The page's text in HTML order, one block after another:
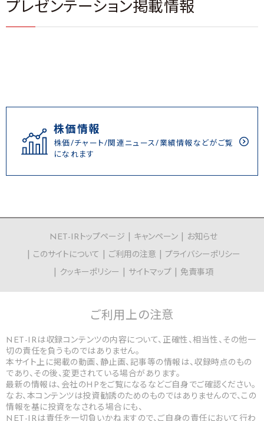
プレゼンテーション掲載情報
株価情報
株価/チャート/関連ニュース/業績情報などがご覧
になれます
NET-IRトップページ キャンペーン
お知らせ
このサイトについて
ご利用の注意
プライバシーポリシー
クッキーポリシー
サイトマップ 免責事項
ご利用上の注意
NET-IRは収録コンテンツの内容について、正確性、相当性、その他一
切の責任を負うものではありません。
本サイト上に掲載の動画、静止画、記事等の情報は、収録時点のもの
であり、その後、変更されている場合があります。
最新の情報は、会社のHPをご覧になるなどご自身でご確認ください。
なお、本コンテンツは投資勧誘のためのものではありませんので、この
情報を基に投資をなされる場合にも、
NET-IRは責任を一切負いかねますので、ご自身の責任において行わ